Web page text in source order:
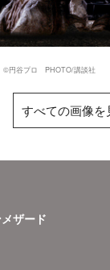
©円谷プロ PHOTO/講談社
すべての画像を
ザード